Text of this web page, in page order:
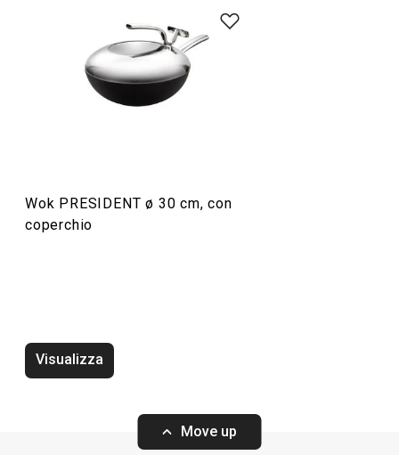
Cucinare
Elettrodomestici
Servire in tavola
Wok PRESIDENT ø 30 cm, con
coperchio
Visualizza
Move up